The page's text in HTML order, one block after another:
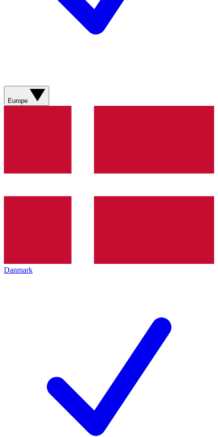
Europe
Danmark